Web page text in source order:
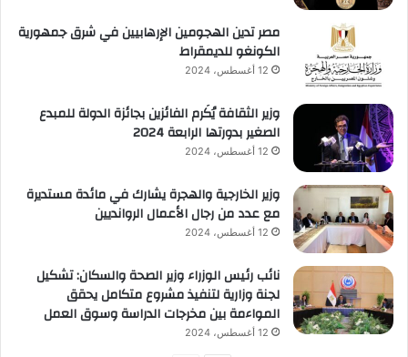
مصر تدين الهجومين الإرهابيين في شرق جمهورية
الكونغو للديمقراط
12 أغسطس، 2024
وزير الثقافة يُكَرم الفائزين بجائزة الدولة للمبدع
الصغير بدورتها الرابعة 2024
12 أغسطس، 2024
وزير الخارجية والهجرة يشارك في مائدة مستديرة
مع عدد من رجال الأعمال الروانديين
12 أغسطس، 2024
نائب رئيس الوزراء وزير الصحة والسكان: تشكيل
لجنة وزارية لتنفيذ مشروع متكامل يحقق
المواءمة بين مخرجات الدراسة وسوق العمل
12 أغسطس، 2024